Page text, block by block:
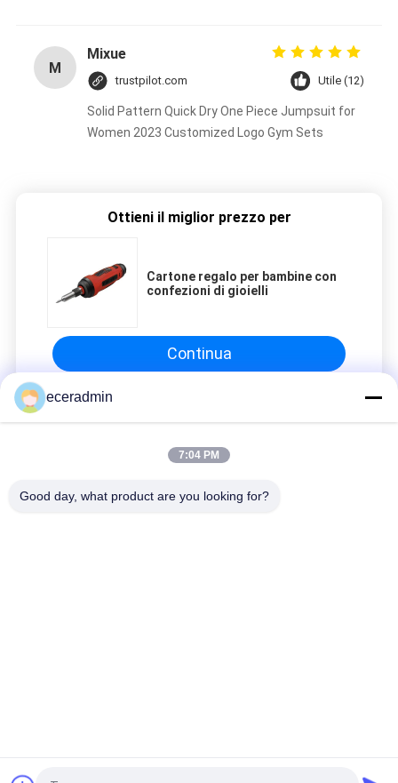
M
Mixue
trustpilot.com Utile (12)
Solid Pattern Quick Dry One Piece Jumpsuit for
Women 2023 Customized Logo Gym Sets
Ottieni il miglior prezzo per
Cartone regalo per bambine con
confezioni di gioielli
Continua
Termo di verniciatura in acciaio
eceradmin
7:04 PM
Good day, what product are you looking for?